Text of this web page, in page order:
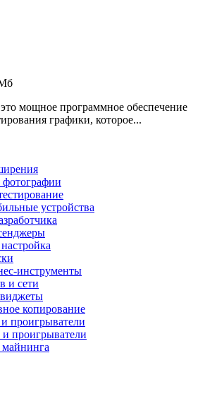
мощное программное обеспечение
графики, которое...
фотографии
устройства
инструменты
и сети
копирование
проигрыватели
проигрыватели